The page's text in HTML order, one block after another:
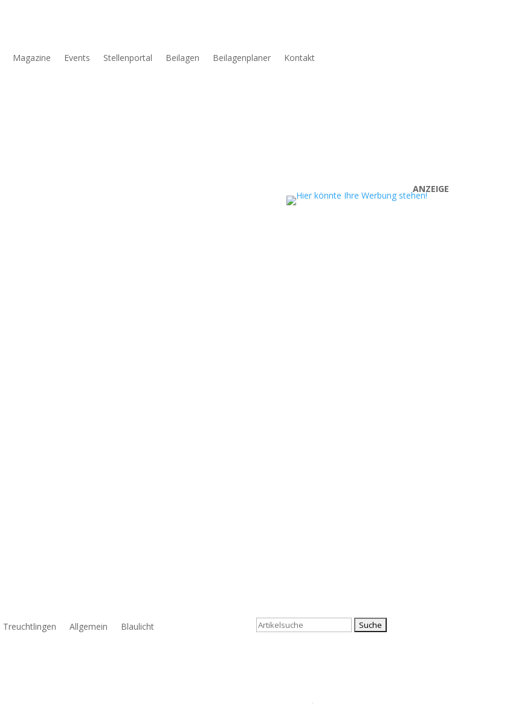
Magazine Events Stellenportal Beilagen Beilagenplaner Kontakt
ANZEIGE
Treuchtlingen Allgemein Blaulicht
Suchen